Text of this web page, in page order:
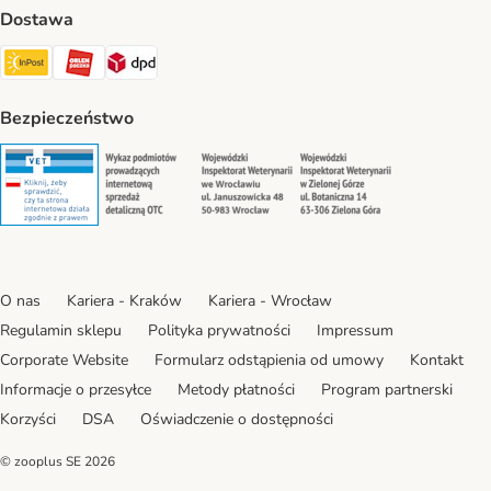
Dostawa
Paczkomat® Shipping Method
ORLEN Paczka Shipping Method
DPD Shipping Method
Bezpieczeństwo
Security Security Security
O nas Kariera - Kraków
Kariera - Wrocław
Regulamin sklepu
Polityka prywatności
Impressum
Corporate Website
Formularz odstąpienia od umowy
Kontakt
Informacje o przesyłce
Metody płatności
Program partnerski
Korzyści
DSA Oświadczenie o dostępności
© zooplus SE 2026